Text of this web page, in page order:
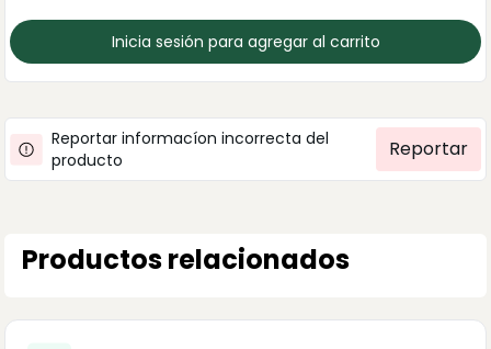
Inicia sesión para agregar al carrito
Reportar informacíon incorrecta del
producto
Reportar
Productos relacionados